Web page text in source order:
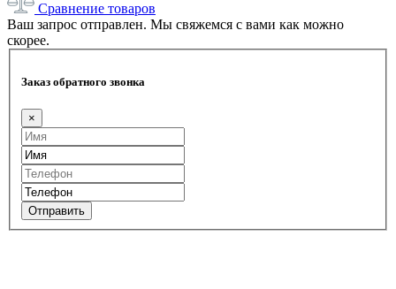
Сравнение товаров
Ваш запрос отправлен. Мы свяжемся с вами как можно
скорее.
Заказ обратного звонка
×
Отправить